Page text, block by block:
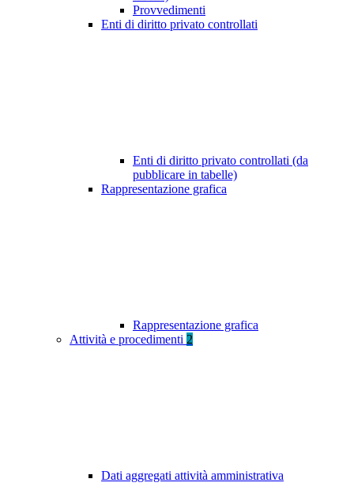
Provvedimenti
Enti di diritto privato controllati
Enti di diritto privato controllati (da
pubblicare in tabelle)
Rappresentazione grafica
Rappresentazione grafica
Attività e procedimenti 2
Dati aggregati attività amministrativa